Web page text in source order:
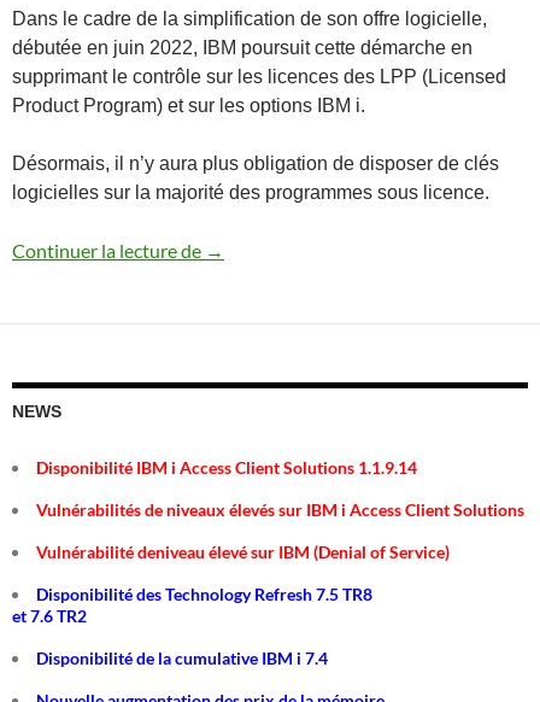
Dans le cadre de la simplification de son offre logicielle,
débutée en juin 2022, IBM poursuit cette démarche en
supprimant le contrôle sur les licences des LPP (Licensed
Product Program) et sur les options IBM i.
Désormais, il n’y aura plus obligation de disposer de clés
logicielles sur la majorité des programmes sous licence.
Continuer la lecture de Suppression des clés sur les logiciels
→
NEWS
Disponibilité IBM i Access Client Solutions 1.1.9.14
Vulnérabilités de niveaux élevés sur IBM i Access Client Solutions
Vulnérabilité deniveau élevé sur IBM (Denial of Service)
Disponibilité des Technology Refresh 7.5 TR8
et 7.6 TR2
Disponibilité de la cumulative IBM i 7.4